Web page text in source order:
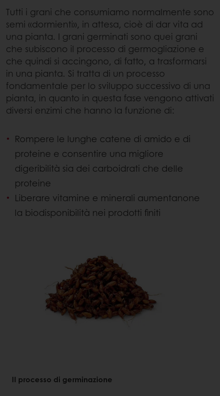
Tutti i grani che consumiamo normalmente sono
semi «dormienti», in attesa, cioè di dar vita ad
una pianta. I grani germinati sono quei grani
che subiscono il processo di germogliazione e
che quindi si accingono, di fatto, a trasformarsi
in una pianta. Si tratta di un processo
fondamentale per lo sviluppo successivo di una
pianta, in quanto in questa fase vengono attivati
diversi enzimi che hanno la funzione di:
Rompere le lunghe catene di amido e di
proteine e consentire una migliore
digeribilità sia dei carboidrati che delle
proteine
Liberare vitamine e minerali aumentanone
la biodisponibilità nei prodotti finiti
Il processo di germinazione